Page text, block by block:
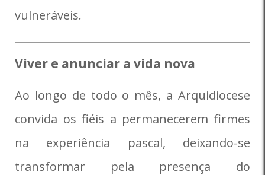
vulneráveis.
Viver e anunciar a vida nova
Ao longo de todo o mês, a Arquidiocese
convida os fiéis a permanecerem firmes
na experiência pascal, deixando-se
transformar pela presença do